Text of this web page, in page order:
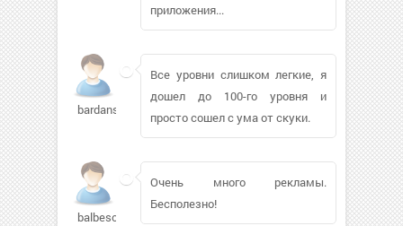
приложения...
bardans213
Все уровни слишком легкие, я
дошел до 100-го уровня и
просто сошел с ума от скуки.
balbesowa
Очень много рекламы.
Бесполезно!